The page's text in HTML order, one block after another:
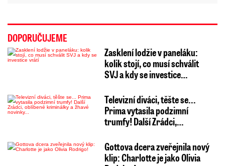
DOPORUČUJEME
Zasklení lodžie v paneláku:
kolik stojí, co musí schválit
SVJ a kdy se investice…
Televizní diváci, těšte se...
Prima vytasila podzimní
trumfy! Další Zrádci,…
Gottova dcera zveřejnila nový
klip: Charlotte je jako Olivia